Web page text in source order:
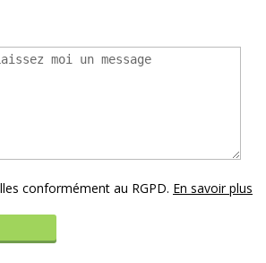
conformément au RGPD. En savoir plus